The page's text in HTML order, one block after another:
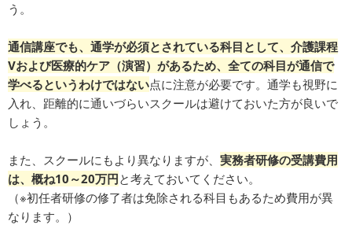
う。
通信講座でも、通学が必須とされている科目として、介護課程
Ⅴおよび医療的ケア（演習）があるため、全ての科目が通信で
学べるというわけではない点に注意が必要です。通学も視野に
入れ、距離的に通いづらいスクールは避けておいた方が良いで
しょう。
また、スクールにもより異なりますが、 実務者研修の受講費用
は、概ね10～20万円と考えておいてください。
（※初任者研修の修了者は免除される科目もあるため費用が異
なります。）